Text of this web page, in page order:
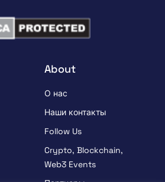
About
О нас
Наши контакты
Follow Us
Crypto, Blockchain,
Web3 Events